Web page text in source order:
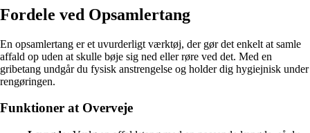
Fordele ved Opsamlertang
En opsamlertang er et uvurderligt værktøj, der gør det enkelt at samle
affald op uden at skulle bøje sig ned eller røre ved det. Med en
gribetang undgår du fysisk anstrengelse og holder dig hygiejnisk under
rengøringen.
Funktioner at Overveje